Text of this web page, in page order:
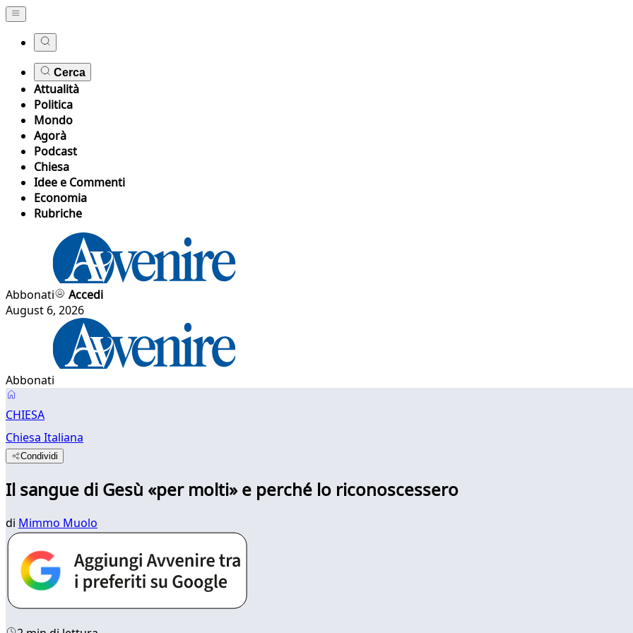
Cerca
Attualità
Politica
Mondo
Agorà
Podcast
Chiesa
Idee e Commenti
Economia
Rubriche
Abbonati
Accedi
August 6, 2026
Abbonati
CHIESA
Chiesa Italiana
Condividi
Il sangue di Gesù «per molti» e perché lo riconoscessero
di Mimmo Muolo